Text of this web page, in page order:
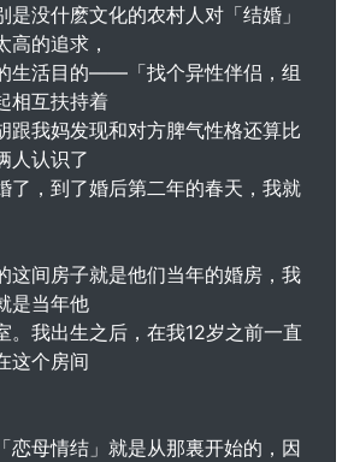
没什麽文化的农村人对「结婚」
高的追求，
生活目的――「找个异性伴侣，组
相互扶持着
跟我妈发现和对方脾气性格还算比
人认识了
了，到了婚后第二年的春天，我就
间房子就是他们当年的婚房，我
是当年他
。我出生之后，在我12岁之前一直
这个房间
母情结」就是从那裏开始的，因